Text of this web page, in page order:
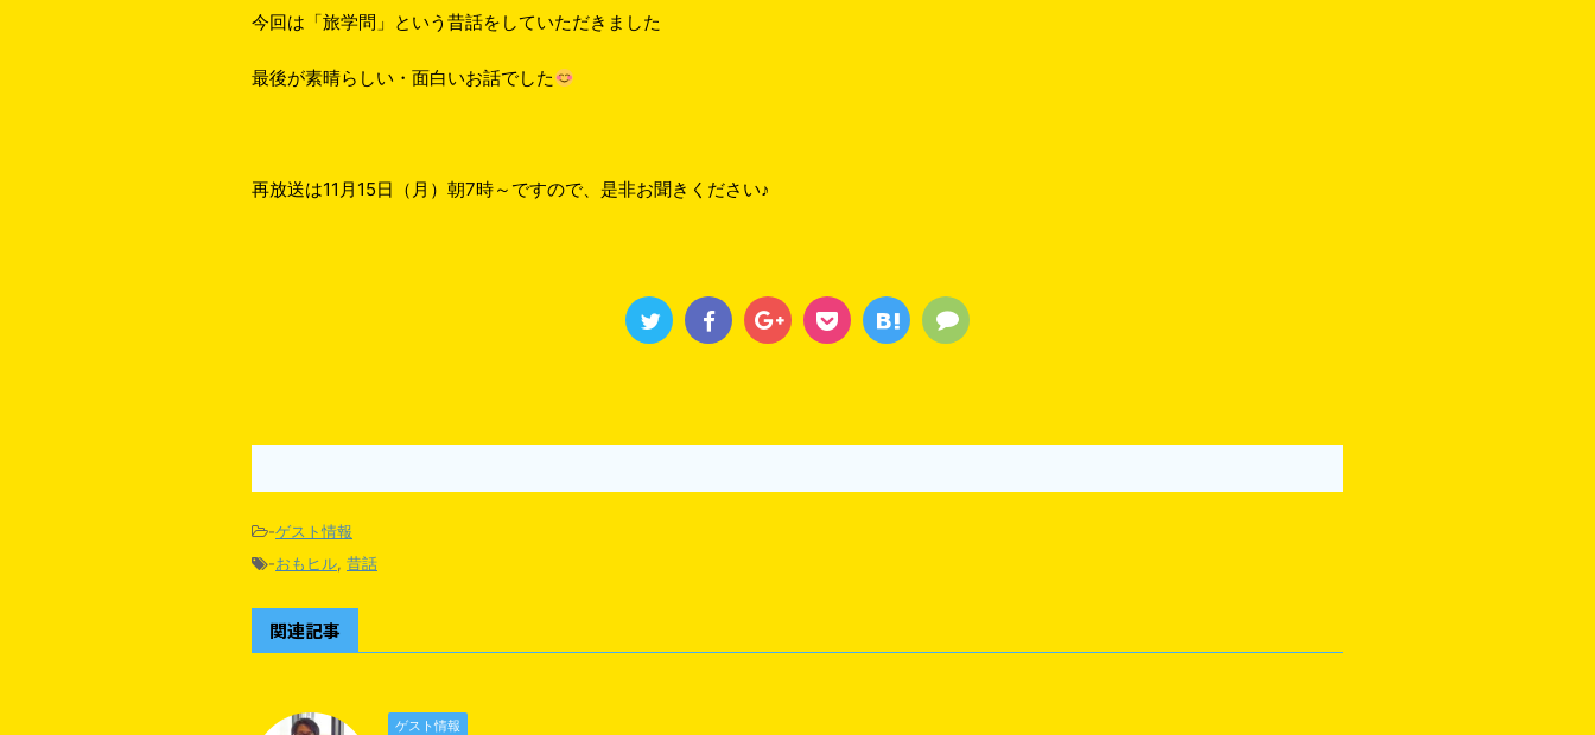
今回は「旅学問」という昔話をしていただきました
最後が素晴らしい・面白いお話でした
再放送は11月15日（月）朝7時～ですので、是非お聞きください♪
-ゲスト情報
-おもヒル, 昔話
関連記事
ゲスト情報